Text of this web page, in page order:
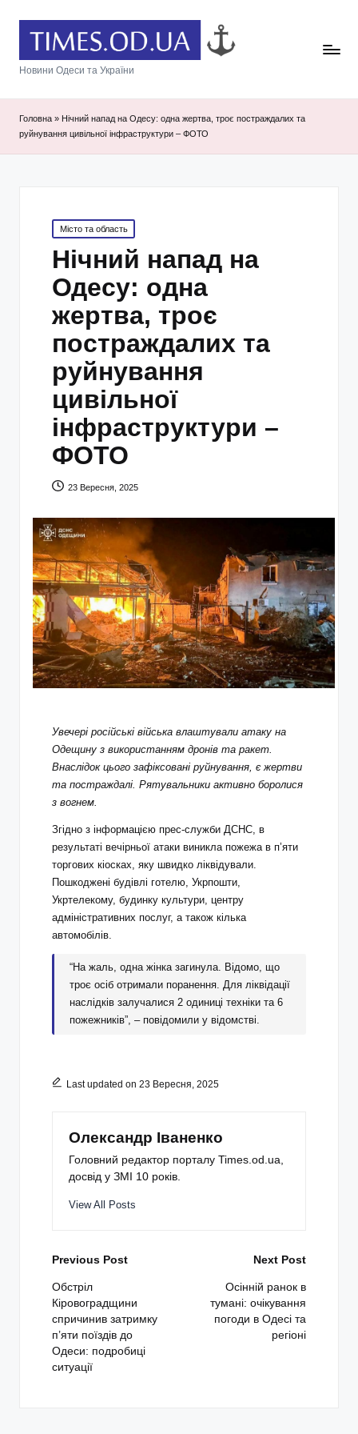
Новини Одеси та України
Головна » Нічний напад на Одесу: одна жертва, троє постраждалих та
руйнування цивільної інфраструктури – ФОТО
Posted
in
Місто та область
Нічний напад на
Одесу: одна
жертва, троє
постраждалих та
руйнування
цивільної
інфраструктури –
ФОТО
23 Вересня, 2025
Увечері російські війська влаштували атаку на
Одещину з використанням дронів та ракет.
Внаслідок цього зафіксовані руйнування, є жертви
та постраждалі. Рятувальники активно боролися
з вогнем.
Згідно з інформацією прес-служби ДСНС, в
результаті вечірньої атаки виникла пожежа в п’яти
торгових кіосках, яку швидко ліквідували.
Пошкоджені будівлі готелю, Укрпошти,
Укртелекому, будинку культури, центру
адміністративних послуг, а також кілька
автомобілів.
“На жаль, одна жінка загинула. Відомо, що
троє осіб отримали поранення. Для ліквідації
наслідків залучалися 2 одиниці техніки та 6
пожежників”, – повідомили у відомстві.
Last updated on 23 Вересня, 2025
Олександр Іваненко
Головний редактор порталу Times.od.ua,
досвід у ЗМІ 10 років.
View All Posts
Post
navigation
Previous Post
Обстріл
Кіровоградщини
спричинив затримку
п’яти поїздів до
Одеси: подробиці
ситуації
Next Post
Осінній ранок в
тумані: очікування
погоди в Одесі та
регіоні